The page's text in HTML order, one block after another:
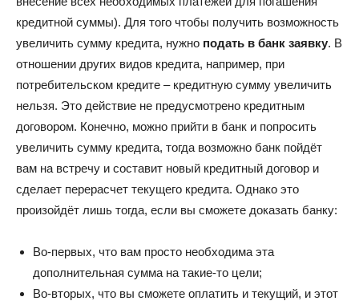
кредитной суммы). Для того чтобы получить возможность
увеличить сумму кредита, нужно подать в банк заявку. В
отношении других видов кредита, например, при
потребительском кредите – кредитную сумму увеличить
нельзя. Это действие не предусмотрено кредитным
договором. Конечно, можно прийти в банк и попросить
увеличить сумму кредита, тогда возможно банк пойдёт
вам на встречу и составит новый кредитный договор и
сделает перерасчет текущего кредита. Однако это
произойдёт лишь тогда, если вы сможете доказать банку:
Во-первых, что вам просто необходима эта
дополнительная сумма на такие-то цели;
Во-вторых, что вы сможете оплатить и текущий, и этот